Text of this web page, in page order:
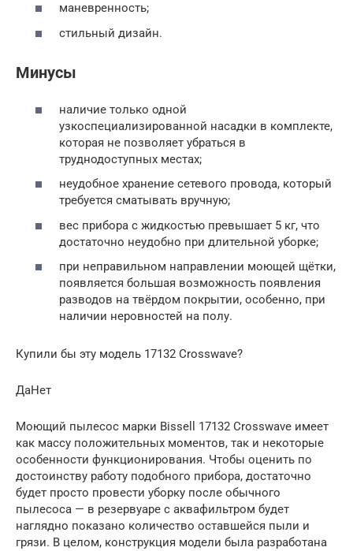
маневренность;
стильный дизайн.
Минусы
наличие только одной
узкоспециализированной насадки в комплекте,
которая не позволяет убраться в
труднодоступных местах;
неудобное хранение сетевого провода, который
требуется сматывать вручную;
вес прибора с жидкостью превышает 5 кг, что
достаточно неудобно при длительной уборке;
при неправильном направлении моющей щётки,
появляется большая возможность появления
разводов на твёрдом покрытии, особенно, при
наличии неровностей на полу.
Купили бы эту модель 17132 Crosswave?
ДаНет
Моющий пылесос марки Bissell 17132 Сrosswave имеет
как массу положительных моментов, так и некоторые
особенности функционирования. Чтобы оценить по
достоинству работу подобного прибора, достаточно
будет просто провести уборку после обычного
пылесоса — в резервуаре с аквафильтром будет
наглядно показано количество оставшейся пыли и
грязи. В целом, конструкция модели была разработана